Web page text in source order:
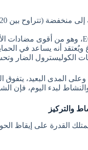
أنه يساعد في
الكوليسترول الضار
المدى البعيد، يتفوق
لبدء اليوم، فإن
والتركيز
القدرة على إيقاظ